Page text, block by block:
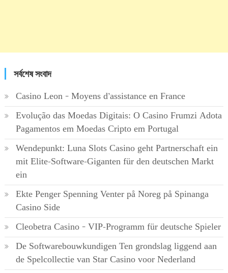
সর্বশেষ সংবাদ
Casino Leon – Moyens d’assistance en France
Evolução das Moedas Digitais: O Casino Frumzi Adota
Pagamentos em Moedas Cripto em Portugal
Wendepunkt: Luna Slots Casino geht Partnerschaft ein
mit Elite-Software-Giganten für den deutschen Markt
ein
Ekte Penger Spenning Venter på Noreg på Spinanga
Casino Side
Cleobetra Casino – VIP-Programm für deutsche Spieler
De Softwarebouwkundigen Ten grondslag liggend aan
de Spelcollectie van Star Casino voor Nederland